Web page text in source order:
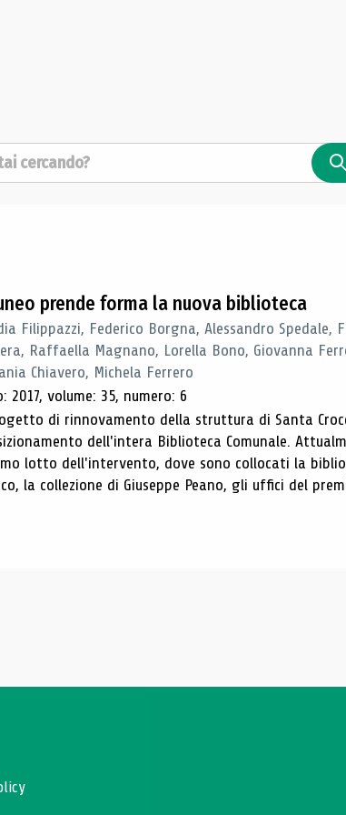
prende forma la nuova biblioteca
Filippazzi, Federico Borgna, Alessandro Spedale,
Raffaella Magnano, Lorella Bono, Giovanna
Chiavero, Michela Ferrero
2017, volume: 35, numero: 6
di rinnovamento della struttura di Santa
dell'intera Biblioteca Comunale.
lotto dell'intervento, dove sono collocati la
la collezione di Giuseppe Peano, gli uffici del